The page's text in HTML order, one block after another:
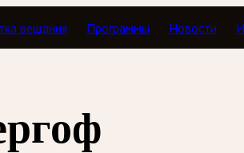
вещания Программы Новости